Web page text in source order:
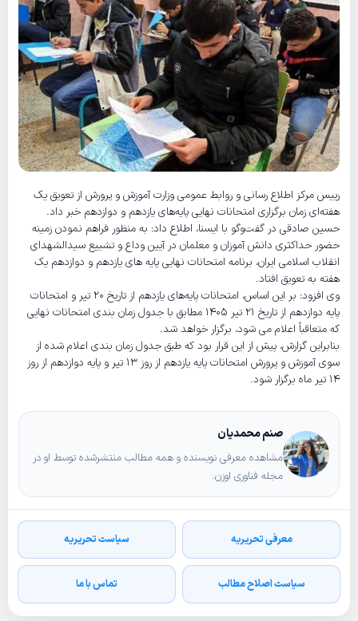
رییس مرکز اطلاع رسانی و روابط عمومی وزارت آموزش و پرورش از تعویق یک
هفته‌ای زمان برگزاری امتحانات نهایی پایه‌های یازدهم و دوازدهم خبر داد.
حسین صادقی در گفت‌وگو با ایسنا، اطلاع داد: به منظور فراهم نمودن زمینه
حضور حداکثری دانش آموزان و معلمان در آیین وداع و تشییع سیدالشهدای
انقلاب اسلامی ایران، برنامه امتحانات نهایی پایه های یازدهم و دوازدهم یک
هفته به تعویق افتاد.
وی افزود: بر این اساس، امتحانات پایه‌های یازدهم از تاریخ ۲۰ تیر و امتحانات
پایه دوازدهم از تاریخ ۲۱ تیر ۱۴۰۵ مطابق با جدول زمان بندی امتحانات نهایی
که متعاقباً اعلام می شود، برگزار خواهد شد.
بنابراین گزارش، پیش از این قرار بود که طبق جدول زمان بندی اعلام شده از
سوی آموزش و پرورش امتحانات پایه‌ یازدهم از روز ۱۳ تیر و پایه‌ دوازدهم از روز
۱۴ تیر ماه برگزار شود.
صنم محمدیان
مشاهده معرفی نویسنده و همه مطالب منتشرشده توسط او در
مجله فناوری اوزن.
معرفی تحریریه سیاست تحریریه
سیاست اصلاح مطالب تماس با ما